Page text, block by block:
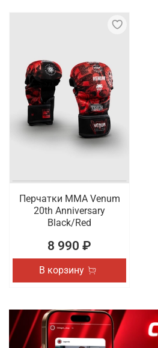
Перчатки ММА Venum
20th Anniversary
Black/Red
8 990 ₽
В корзину